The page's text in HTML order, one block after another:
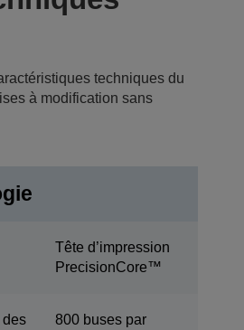
techniques du
à modification sans
Tête d’impression
PrecisionCore™
des 800 buses par